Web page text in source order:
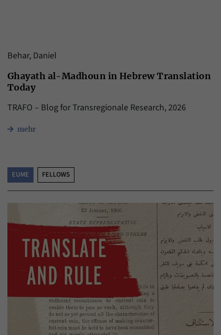
Behar, Daniel
Ghayath al-Madhoun in Hebrew Translation
Today
TRAFO ‒ Blog for Transregionale Research, 2026
mehr
EUME FELLOWS